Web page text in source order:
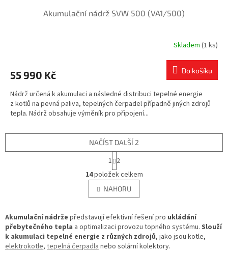
Akumulační nádrž SVW 500 (VA1/500)
Skladem (1 ks)
55 990 Kč Do košíku
Nádrž určená k akumulaci a následné distribuci tepelné energie
z kotlů na pevná paliva, tepelných čerpadel případně jiných zdrojů
tepla. Nádrž obsahuje výměník pro připojení...
O
v
l
á
a
c
í
p
NAČÍST DALŠÍ 2
S
t
r
á
n
k
v
á
n
í
1 2
14položek celkem
NAHORU
Akumulační nádrže představují efektivní řešení pro ukládání
přebytečného tepla a optimalizaci provozu topného systému. Slouží
k akumulaci tepelné energie z různých zdrojů, jako jsou kotle,
elektrokotle, tepelná čerpadlanebo solární kolektory.